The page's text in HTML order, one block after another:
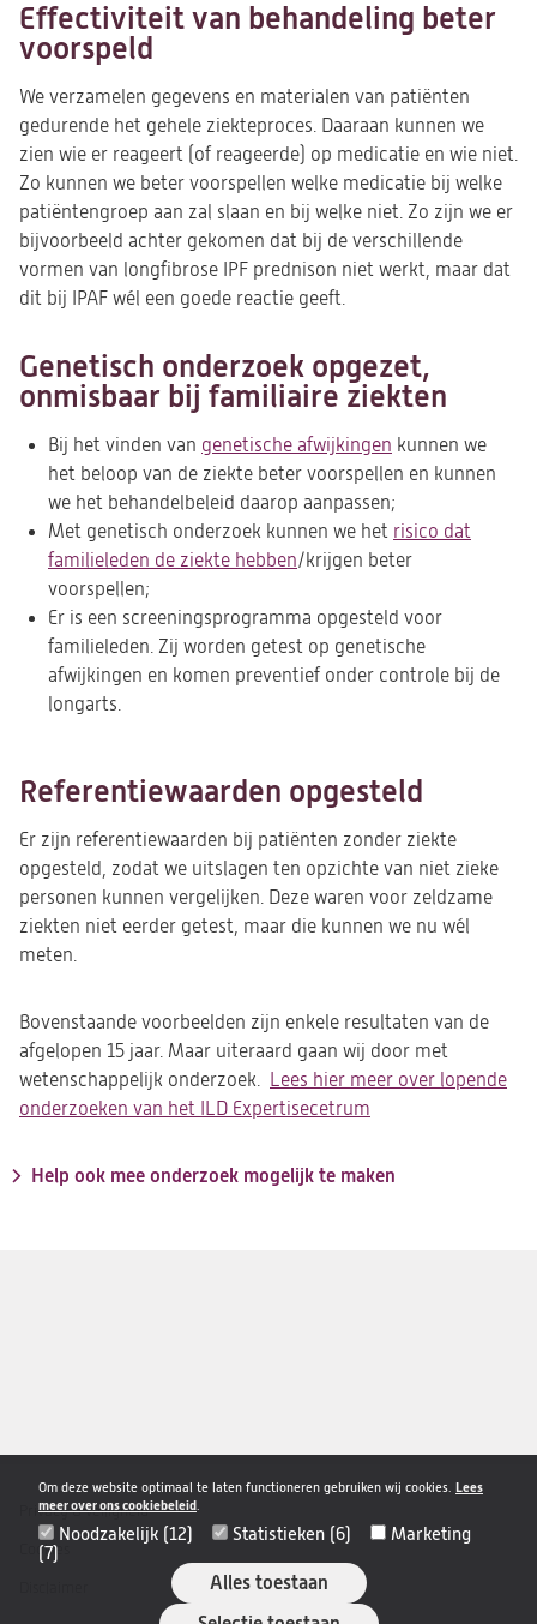
Om deze website optimaal te laten functioneren gebruiken wij cookies. Lees
meer over ons cookiebeleid.
Noodzakelijk (12) Statistieken (6)
Marketing
(7)
Alles toestaan
Effectiviteit van behandeling beter
voorspeld
We verzamelen gegevens en materialen van patiënten
gedurende het gehele ziekteproces. Daaraan kunnen we
zien wie er reageert (of reageerde) op medicatie en wie niet.
Zo kunnen we beter voorspellen welke medicatie bij welke
patiëntengroep aan zal slaan en bij welke niet. Zo zijn we er
bijvoorbeeld achter gekomen dat bij de verschillende
vormen van longfibrose IPF prednison niet werkt, maar dat
dit bij IPAF wél een goede reactie geeft.
Genetisch onderzoek opgezet,
onmisbaar bij familiaire ziekten
Bij het vinden van genetische afwijkingen kunnen we
het beloop van de ziekte beter voorspellen en kunnen
we het behandelbeleid daarop aanpassen;
Met genetisch onderzoek kunnen we het risico dat
familieleden de ziekte hebben/krijgen beter
voorspellen;
Er is een screeningsprogramma opgesteld voor
familieleden. Zij worden getest op genetische
afwijkingen en komen preventief onder controle bij de
longarts.
Referentiewaarden opgesteld
Er zijn referentiewaarden bij patiënten zonder ziekte
opgesteld, zodat we uitslagen ten opzichte van niet zieke
personen kunnen vergelijken. Deze waren voor zeldzame
ziekten niet eerder getest, maar die kunnen we nu wél
meten.
Bovenstaande voorbeelden zijn enkele resultaten van de
afgelopen 15 jaar. Maar uiteraard gaan wij door met
wetenschappelijk onderzoek. Lees hier meer over lopende
onderzoeken van het ILD Expertisecetrum
Help ook mee onderzoek mogelijk te maken
Disclaimer
navigatie
Privacy & veiligheid
Cookies